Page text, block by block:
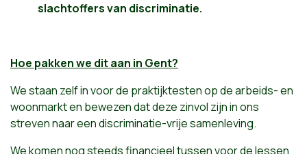
slachtoffers van discriminatie.
Hoe pakken we dit aan in Gent?
We staan zelf in voor de praktijktesten op de arbeids- en
woonmarkt en bewezen dat deze zinvol zijn in ons
streven naar een discriminatie-vrije samenleving.
We komen nog steeds financieel tussen voor de lessen